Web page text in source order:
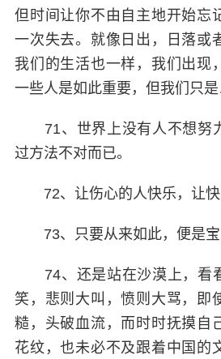
但时间让你不由自主地开始忘
一次失去。就像日出，日落或
我们的生活也一样，我们出现
一些人是如此重要，但我们只
71、世界上没有人不想努
过方法不对而已。
72、让伤心的人快乐，让快
73、只要从来如此，便是
74、还是站在沙漠上，看
笑，悲则大叫，愤则大骂，即
糙，头破血流，而时时抚摸自
花纹，也未必不及跟着中国的